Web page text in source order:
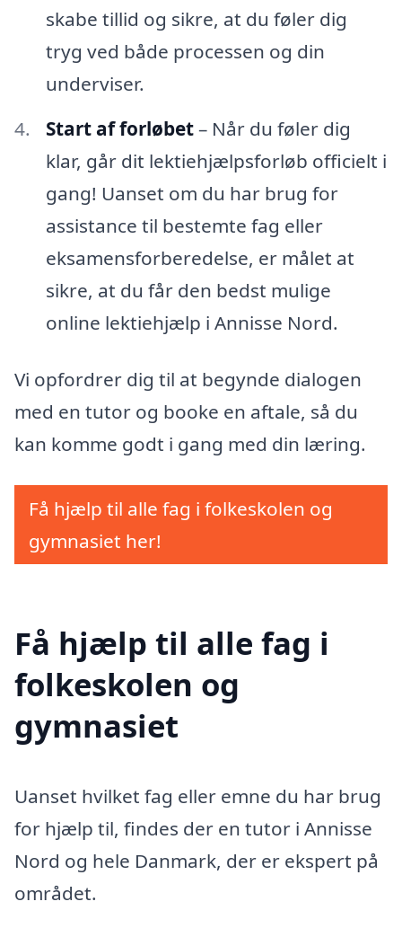
skabe tillid og sikre, at du føler dig
tryg ved både processen og din
underviser.
Start af forløbet– Når du føler dig
klar, går dit lektiehjælpsforløb officielt i
gang! Uanset om du har brug for
assistance til bestemte fag eller
eksamensforberedelse, er målet at
sikre, at du får den bedst mulige
online lektiehjælp i Annisse Nord.
Vi opfordrer dig til at begynde dialogen
med en tutor og booke en aftale, så du
kan komme godt i gang med din læring.
Få hjælp til alle fag i folkeskolen og
gymnasiet her!
Få hjælp til alle fag i
folkeskolen og
gymnasiet
Uanset hvilket fag eller emne du har brug
for hjælp til, findes der en tutor i Annisse
Nord og hele Danmark, der er ekspert på
området.